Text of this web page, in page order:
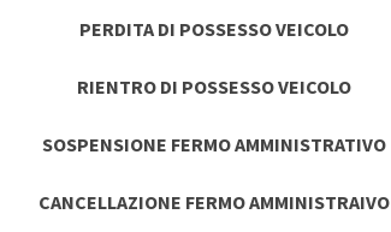
PERDITA DI POSSESSO VEICOLO
RIENTRO DI POSSESSO VEICOLO
SOSPENSIONE FERMO AMMINISTRATIVO
CANCELLAZIONE FERMO AMMINISTRAIVO